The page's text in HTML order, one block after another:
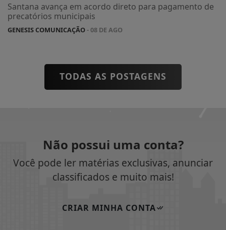
Santana avança em acordo direto para pagamento de
precatórios municipais
GENESIS COMUNICAÇÃO- 08 DE AGO
TODAS AS POSTAGENS
Não possui uma conta?
Você pode ler matérias exclusivas, anunciar
classificados e muito mais!
CRIAR MINHA CONTA